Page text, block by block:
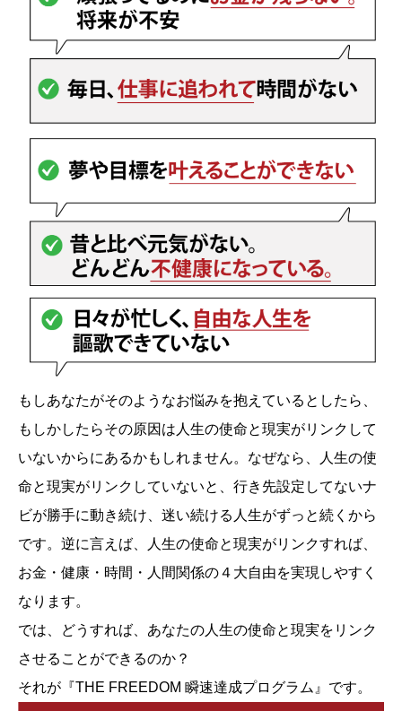
もしあなたがそのようなお悩みを抱えているとしたら、
もしかしたらその原因は人生の使命と現実がリンクして
いないからにあるかもしれません。なぜなら、人生の使
命と現実がリンクしていないと、行き先設定してないナ
ビが勝手に動き続け、迷い続ける人生がずっと続くから
です。逆に言えば、人生の使命と現実がリンクすれば、
お金・健康・時間・人間関係の４大自由を実現しやすく
なります。
では、どうすれば、あなたの人生の使命と現実をリンク
させることができるのか？
それが『THE FREEDOM 瞬速達成プログラム』です。